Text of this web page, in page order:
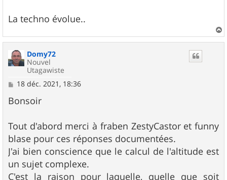
La techno évolue..
a
Domy72
Nouvel
Utagawiste
M
s
s
g
e
18 déc. 2021, 18:36
Bonsoir
Tout d'abord merci à fraben ZestyCastor et funny
blase pour ces réponses documentées.
J'ai bien conscience que le calcul de l'altitude est
un sujet complexe.
C'est la raison pour laquelle, quelle que soit